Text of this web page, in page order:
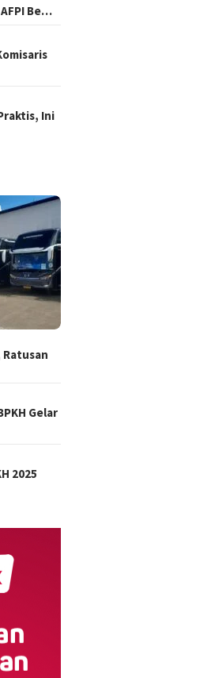
Be…
Ini
Ratusan
Gelar
2025